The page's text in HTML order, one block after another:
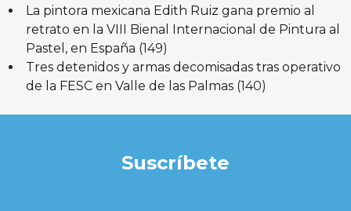
La pintora mexicana Edith Ruiz gana premio al
retrato en la VIII Bienal Internacional de Pintura al
Pastel, en España (149)
Tres detenidos y armas decomisadas tras operativo
de la FESC en Valle de las Palmas (140)
Suscríbete